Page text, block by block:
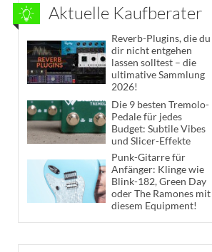
Aktuelle Kaufberater
Reverb-Plugins, die du
dir nicht entgehen
lassen solltest – die
ultimative Sammlung
2026!
Die 9 besten Tremolo-
Pedale für jedes
Budget: Subtile Vibes
und Slicer-Effekte
Punk-Gitarre für
Anfänger: Klinge wie
Blink-182, Green Day
oder The Ramones mit
diesem Equipment!